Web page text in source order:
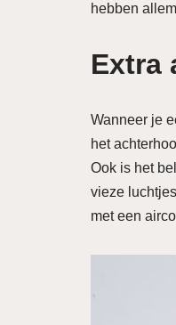
hebben
Extra
Wanneer je
het
Ook is het
vieze
met een